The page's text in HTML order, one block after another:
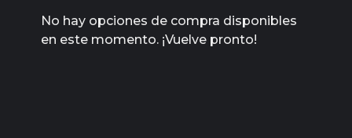
No hay opciones de compra disponibles
en este momento. ¡Vuelve pronto!